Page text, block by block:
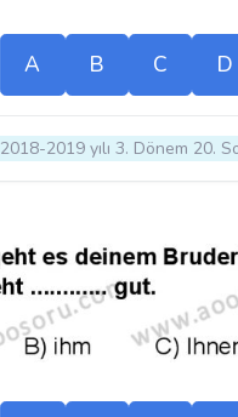
A B C D
2018-2019 yılı 3. Dönem 20.